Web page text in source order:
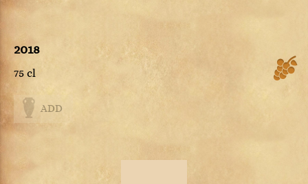
2018
75 cl
ADD